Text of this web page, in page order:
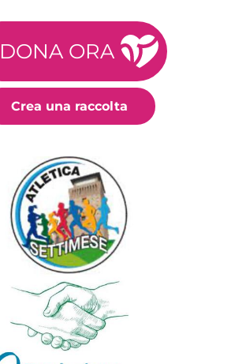
DONA ORA
Crea una raccolta